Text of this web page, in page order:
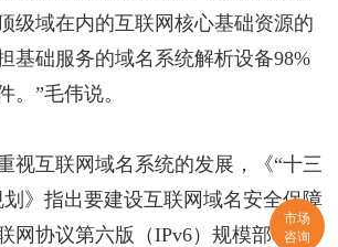
级域在内的互联网核心基础资源的
基础服务的域名系统解析设备98%
。”毛伟说。
视互联网域名系统的发展，《“十三
》指出要建设互联网域名安全保障
网协议第六版（IPv6）规模部署行
市场
咨询